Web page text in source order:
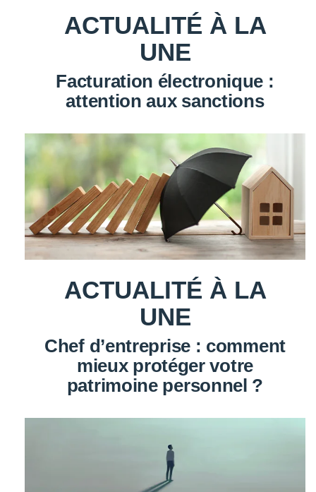
ACTUALITÉ À LA
UNE
Facturation électronique :
attention aux sanctions
ACTUALITÉ À LA
UNE
Chef d’entreprise : comment
mieux protéger votre
patrimoine personnel ?